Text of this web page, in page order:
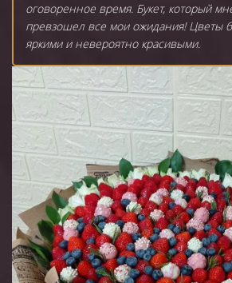
оговоренное время. Букет, который
превзошел все мои ожидания! Цветы
яркими и невероятно красивыми.